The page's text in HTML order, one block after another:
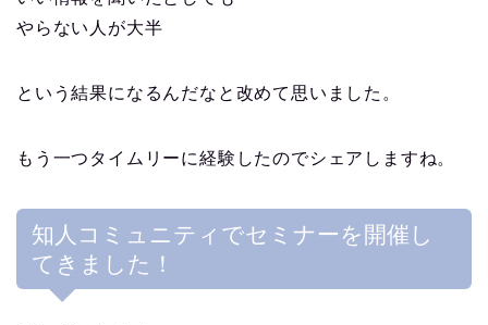
やらない人が大半
という結果になるんだなと改めて思いました。
もう一つタイムリーに経験したのでシェアしますね。
知人コミュニティでセミナーを開催し
てきました！